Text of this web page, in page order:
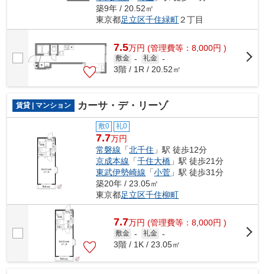
築9年 / 20.52㎡
東京都足立区千住緑町２丁目
7.5万円 (管理費等：8,000円 )
敷金 - 礼金 -
3階 / 1R / 20.52㎡
賃貸 | マンション カーサ・デ・リーゾ
敷0 礼0
7.7万円
常磐線 「北千住 」駅 徒歩12分
京成本線 「千住大橋 」駅 徒歩21分
東武伊勢崎線 「小菅 」駅 徒歩31分
築20年 / 23.05㎡
東京都足立区千住柳町
7.7万円 (管理費等：8,000円 )
敷金 - 礼金 -
3階 / 1K / 23.05㎡